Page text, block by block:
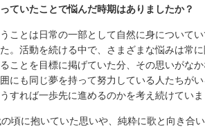
ていたことで悩んだ時期はありましたか？
ことは日常の一部として自然に身について
。活動を続ける中で、さまざまな悩みは常
ことを目標に掲げていた分、その思いがな
にも同じ夢を持って努力している人たちが
すれば一歩先に進めるのかを考え続けていま
頃に抱いていた思いや、純粋に歌と向き合